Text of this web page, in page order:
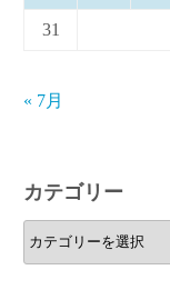
31
« 7月
カテゴリー
カ
テ